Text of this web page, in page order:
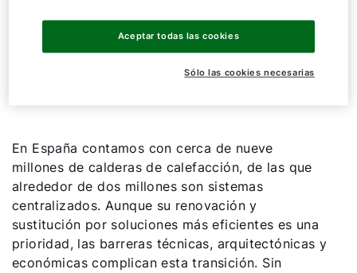
Entre las principales conclusiones, destaca
la necesidad de realizar un “trabajo
conjunto, en el que todos los actores remen
en la misma dirección”, como afirmaban
En España contamos con cerca de nueve
millones de calderas de calefacción, de las que
alrededor de dos millones son sistemas
centralizados. Aunque su renovación y
sustitución por soluciones más eficientes es una
prioridad, las barreras técnicas, arquitectónicas y
económicas complican esta transición. Sin
Sólo las cookies necesarias
Aceptar todas las cookies